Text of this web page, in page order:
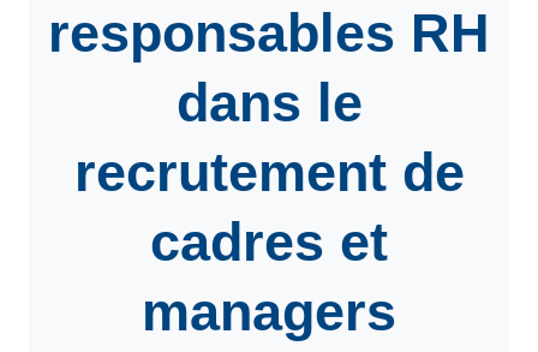
responsables RH
dans le
recrutement de
cadres et
managers